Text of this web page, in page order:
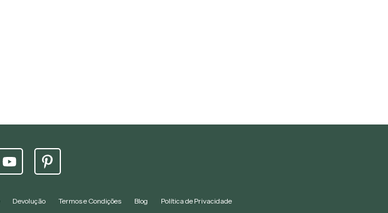
Devolução Termos e Condições Blog Política de Privacidade